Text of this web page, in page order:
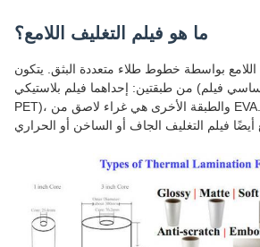
ما هو فيلم التغليف اللامع؟
اللامع بواسطة خطوط طلاء متعددة البثق. يتكون
من طبقتين: إحداهما فيلم بلاستيكي (بشكل أساسي فيلم BOPP أو
PET)، والطبقة الأخرى هي غراء لاصق من EVA. يسمى فيلم التغليف